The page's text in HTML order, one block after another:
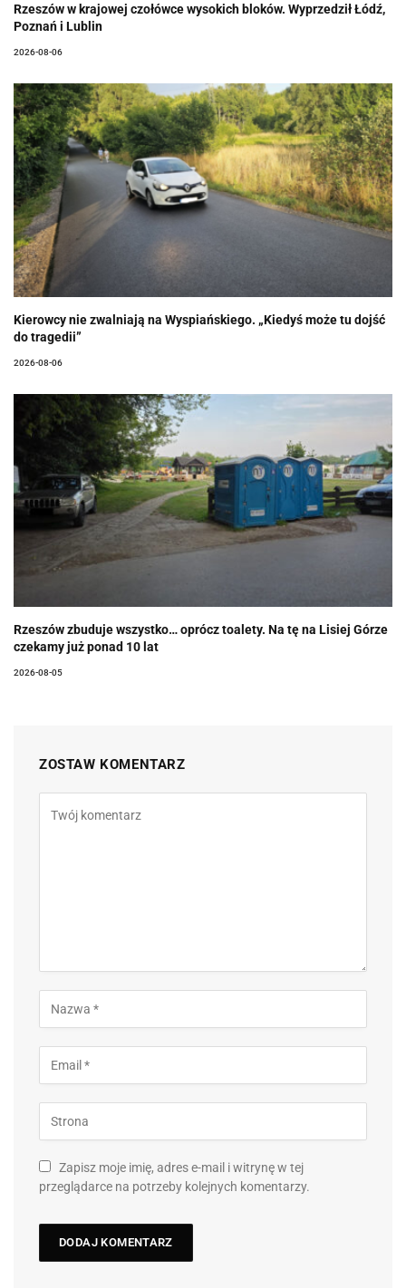
Rzeszów w krajowej czołówce wysokich bloków. Wyprzedził Łódź,
Poznań i Lublin
2026-08-06
Kierowcy nie zwalniają na Wyspiańskiego. „Kiedyś może tu dojść
do tragedii”
2026-08-06
Rzeszów zbuduje wszystko… oprócz toalety. Na tę na Lisiej Górze
czekamy już ponad 10 lat
2026-08-05
ZOSTAW KOMENTARZ
Zapisz moje imię, adres e-mail i witrynę w tej
przeglądarce na potrzeby kolejnych komentarzy.